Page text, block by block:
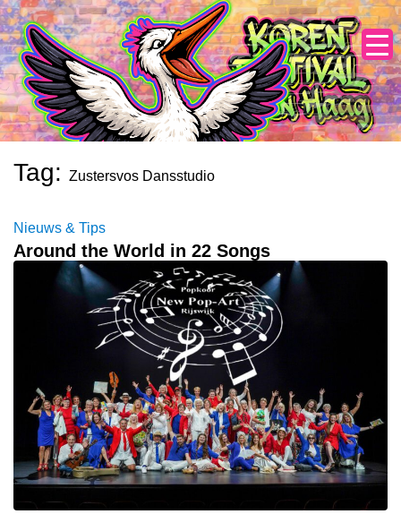
Skip
to
content
Tag: Zustersvos Dansstudio
Nieuws & Tips
Around the World in 22 Songs